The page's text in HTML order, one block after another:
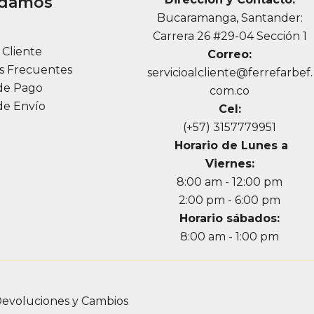
Cliente
Frecuentes
Pago
Envío
Bucaramanga, Santander:
Carrera 26 #29-04 Sección 1
Correo:
servicioalcliente@ferrefarbef.
com.co
Cel:
(+57) 3157779951
Horario de Lunes a
Viernes:
8:00 am - 12:00 pm
2:00 pm - 6:00 pm
Horario sábados:
8:00 am - 1:00 pm
y Cambios